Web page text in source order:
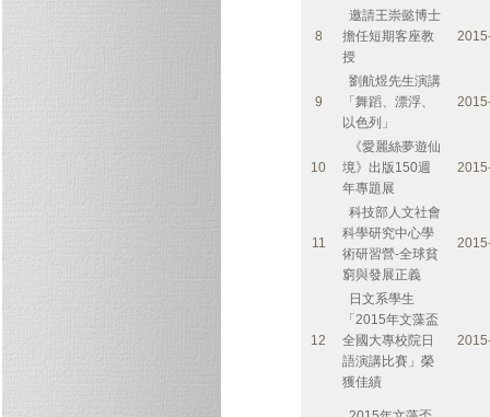
8
邀請王崇懿博士
擔任短期客座教
授
9
劉航煜先生演講
「舞蹈、漂浮、
以色列」
10
《愛麗絲夢遊仙
境》出版150週
年專題展
11
科技部人文社會
科學研究中心學
術研習營-全球貧
窮與發展正義
12
日文系學生
「2015年文藻盃
全國大專校院日
語演講比賽」榮
獲佳績